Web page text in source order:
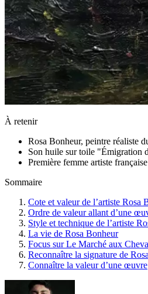
À retenir
Rosa Bonheur, peintre réaliste
Son huile sur toile "Émigration
Première femme artiste
Sommaire
Cote et valeur de l’artiste Rosa
Ordre de valeur allant d’une
Style et technique de l’artiste
La vie de Rosa Bonheur
Focus sur Le Marché aux
Reconnaître la signature de
Connaître la valeur d’une œuvre